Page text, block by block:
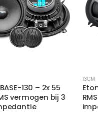
PRA13 – 2x 60 Watt
vermogen – 3 Ohm
– inline filters